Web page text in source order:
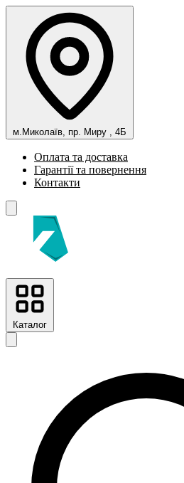
м.Миколаїв, пр. Миру , 4Б
Оплата та доставка
Гарантії та повернення
Контакти
Каталог